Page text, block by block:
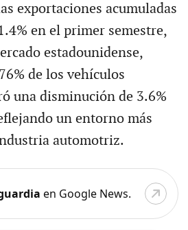
exportaciones acumuladas
en el primer semestre,
estadounidense,
de los vehículos
una disminución de 3.6%
un entorno más
automotriz.
en Google News.